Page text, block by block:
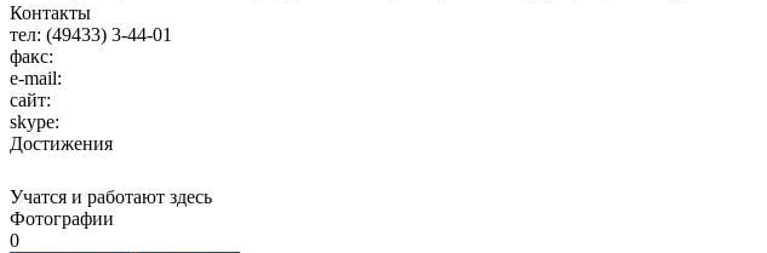
Контакты
тел: (49433) 3-44-01
факс:
e-mail:
сайт:
skype:
Достижения
Учатся и работают здесь
Фотографии
0